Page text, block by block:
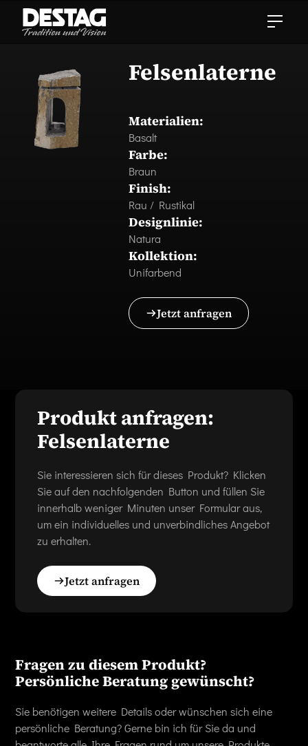
Felsenlaterne
Materialien:
Basalt
Farbe:
Braun
Finish:
Rau / Rustikal
Designlinie:
Natura
Kollektion:
Unifarbend
Jetzt anfragen
Produkt anfragen:
Felsenlaterne
Sie interessieren sich für dieses Produkt? Klicken
Sie auf den nachfolgenden Button und füllen Sie
innerhalb weniger Minuten unser Formular aus,
um ein individuelles und unverbindliches Angebot
zu erhalten.
Jetzt anfragen
Fragen zu diesem Produkt?
Persönliche Beratung gewünscht?
Sie benötigen weitere Details oder wünschen sich eine
persönliche Beratung? Gerne bin ich für Sie da und